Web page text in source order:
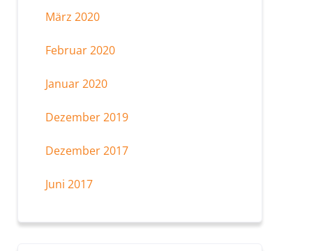
März 2020
Februar 2020
Januar 2020
Dezember 2019
Dezember 2017
Juni 2017